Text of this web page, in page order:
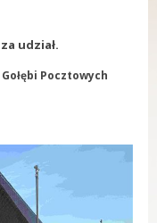
udział.
Pocztowych